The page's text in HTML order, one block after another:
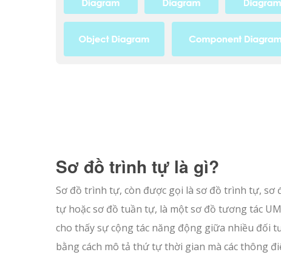
Sơ đồ trình tự là gì?
Sơ đồ trình tự, còn được gọi là sơ đồ trình tự, sơ
tự hoặc sơ đồ tuần tự, là một sơ đồ tương tác
cho thấy sự cộng tác năng động giữa nhiều đối
bằng cách mô tả thứ tự thời gian mà các thông